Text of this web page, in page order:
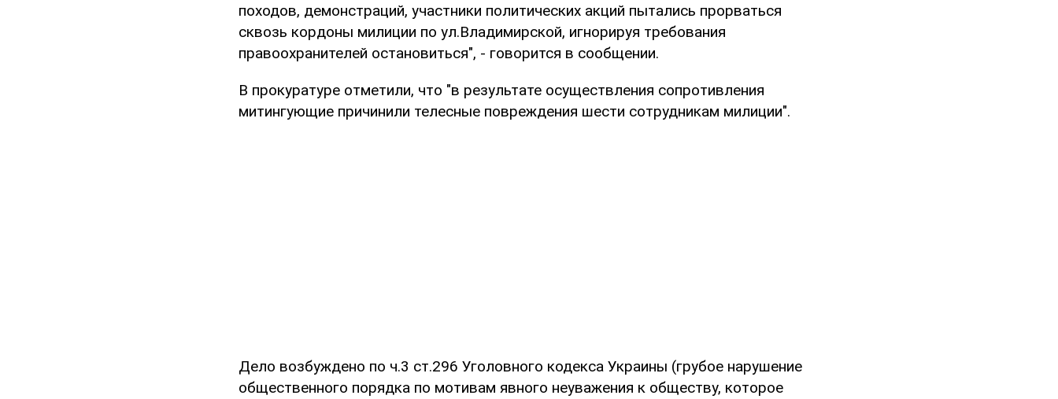
походов, демонстраций, участники политических акций пытались прорваться
сквозь кордоны милиции по ул.Владимирской, игнорируя требования
правоохранителей остановиться", - говорится в сообщении.
В прокуратуре отметили, что "в результате осуществления сопротивления
митингующие причинили телесные повреждения шести сотрудникам милиции".
Дело возбуждено по ч.3 ст.296 Уголовного кодекса Украины (грубое нарушение
общественного порядка по мотивам явного неуважения к обществу, которое